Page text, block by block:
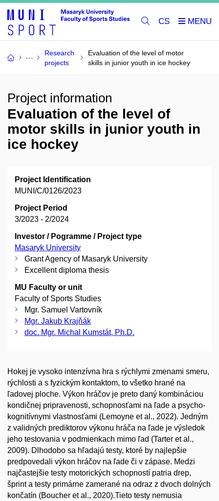
CS
Research
projects
Evaluation of the level of motor
skills in junior youth in ice hockey
Project information
Evaluation of the level of
motor skills in junior youth in
ice hockey
Project Identification
MUNI/C/0126/2023
Project Period
3/2023 - 2/2024
Investor / Pogramme / Project type
Masaryk University
Grant Agency of Masaryk University
Excellent diploma thesis
MU Faculty or unit
Faculty of Sports Studies
Mgr. Samuel Vartovník
Mgr. Jakub Krajňák
doc. Mgr. Michal Kumstát, Ph.D.
Hokej je vysoko intenzívna hra s rýchlymi zmenami smeru,
rýchlosti a s fyzickým kontaktom, to všetko hrané na
ľadovej ploche. Výkon hráčov je preto daný kombináciou
kondičnej pripravenosti, schopnosťami na ľade a psycho-
kognitívnymi vlastnosťami (Lemoyne et al., 2022). Jedným
z validných prediktorov výkonu hráča na ľade je výsledok
jeho testovania v podmienkach mimo ľad (Tarter et al.,
2009). Dlhodobo sa hľadajú testy, ktoré by najlepšie
predpovedali výkon hráčov na ľade či v zápase. Medzi
najčastejšie testy motorických schopností patria drep,
šprint a testy primárne zamerané na odraz z dvoch dolných
končatín (Boucher et al., 2020).Tieto testy nemusia